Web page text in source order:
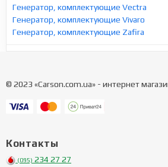
Генератор, комплектующие Vectra
Генератор, комплектующие Vivaro
Генератор, комплектующие Zafira
© 2023 «Carson.com.ua» - интернет
Контакты
(095) 234 27 27